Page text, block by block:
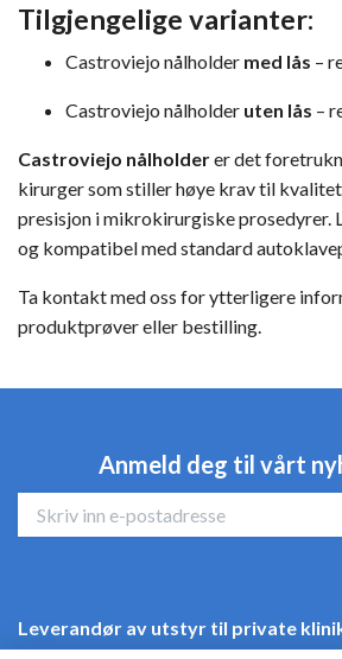
Tilgjengelige varianter:
Castroviejo nålholder med lås –
Castroviejo nålholder uten lås –
Castroviejo nålholderer det
kirurger som stiller høye krav til
presisjon i mikrokirurgiske prosedyrer.
og kompatibel med standard
Ta kontakt med oss for ytterligere
produktprøver eller bestilling.
Anmeld deg til vårt
Leverandør av utstyr til private